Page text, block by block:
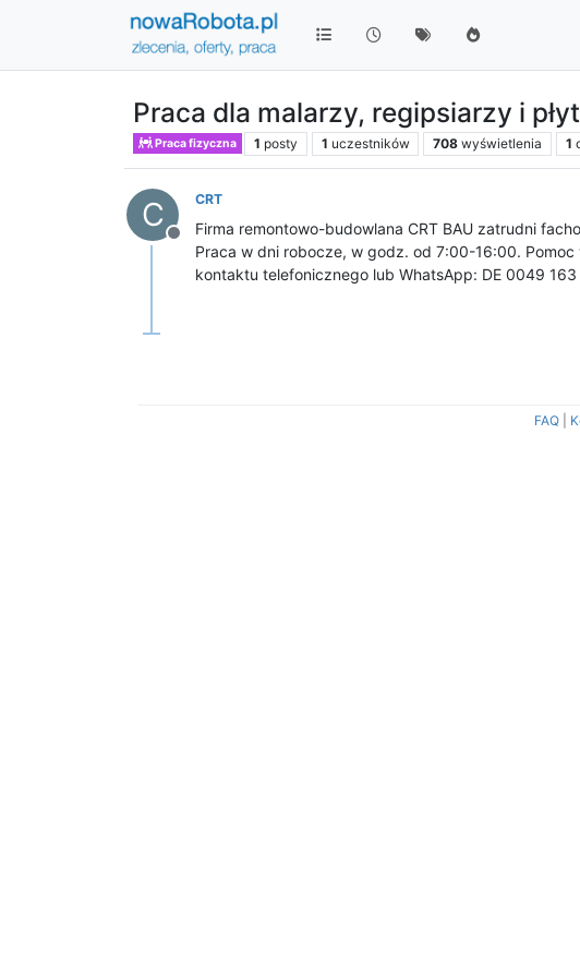
Praca dla malarzy, regipsiarzy i
Praca fizyczna 1 posty 1 uczestników 708 wyświetlenia 1
C
Niedostępny
CRT
Firma remontowo-budowlana CRT BAU zatrudni
Praca w dni robocze, w godz. od 7:00-16:00.
kontaktu telefonicznego lub WhatsApp: DE 0049
FAQ|